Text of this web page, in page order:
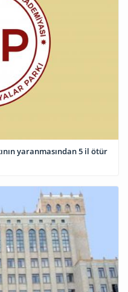
yaranmasından 5 il ötür